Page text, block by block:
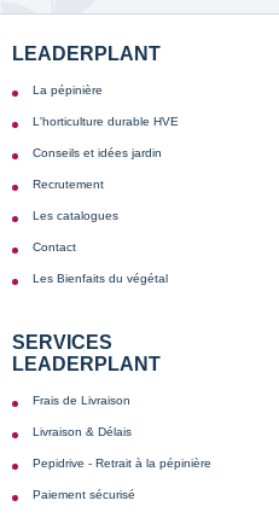
LEADERPLANT
La pépinière
L'horticulture durable HVE
Conseils et idées jardin
Recrutement
Les catalogues
Contact
Les Bienfaits du végétal
SERVICES
LEADERPLANT
Frais de Livraison
Livraison & Délais
Pepidrive - Retrait à la pépinière
Paiement sécurisé